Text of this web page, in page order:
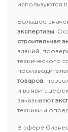
используются
Большое
экспертизы.
строительная
зданий,
технического
товаров,
и выявить
заказывают
техники и
В сфере